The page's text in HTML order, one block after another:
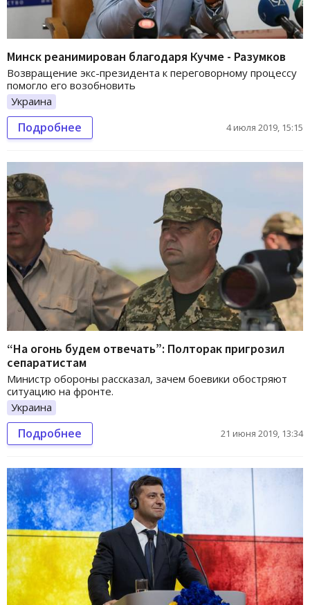
Минск реанимирован благодаря Кучме - Разумков
Возвращение экс-президента к переговорному процессу
помогло его возобновить
Украина
Подробнее 4 июля 2019, 15:15
“На огонь будем отвечать”: Полторак пригрозил
сепаратистам
Министр обороны рассказал, зачем боевики обостряют
ситуацию на фронте.
Украина
Подробнее 21 июня 2019, 13:34